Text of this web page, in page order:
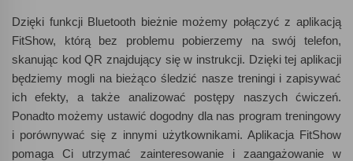
Dzięki funkcji Bluetooth bieżnie możemy połączyć z aplikacją
FitShow, którą bez problemu pobierzemy na swój telefon,
skanując kod QR znajdujący się w instrukcji. Dzięki tej aplikacji
będziemy mogli na bieżąco śledzić nasze treningi i zapisywać
ich efekty, a także analizować postępy naszych ćwiczeń.
Ponadto możemy ustawić dogodny dla nas program treningowy
i porównywać się z innymi użytkownikami. Aplikacja FitShow
pomaga Ci utrzymać zainteresowanie i zaangażowanie w